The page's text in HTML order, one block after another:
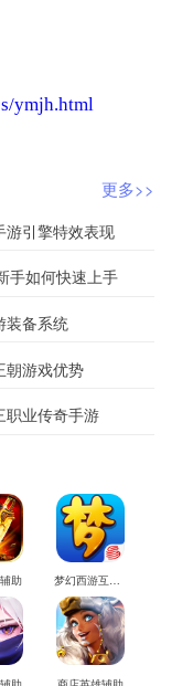
ymjh.html
更多>>
游引擎特效表现
手如何快速上手
装备系统
朝游戏优势
职业传奇手游
助 梦幻西游互通版辅助